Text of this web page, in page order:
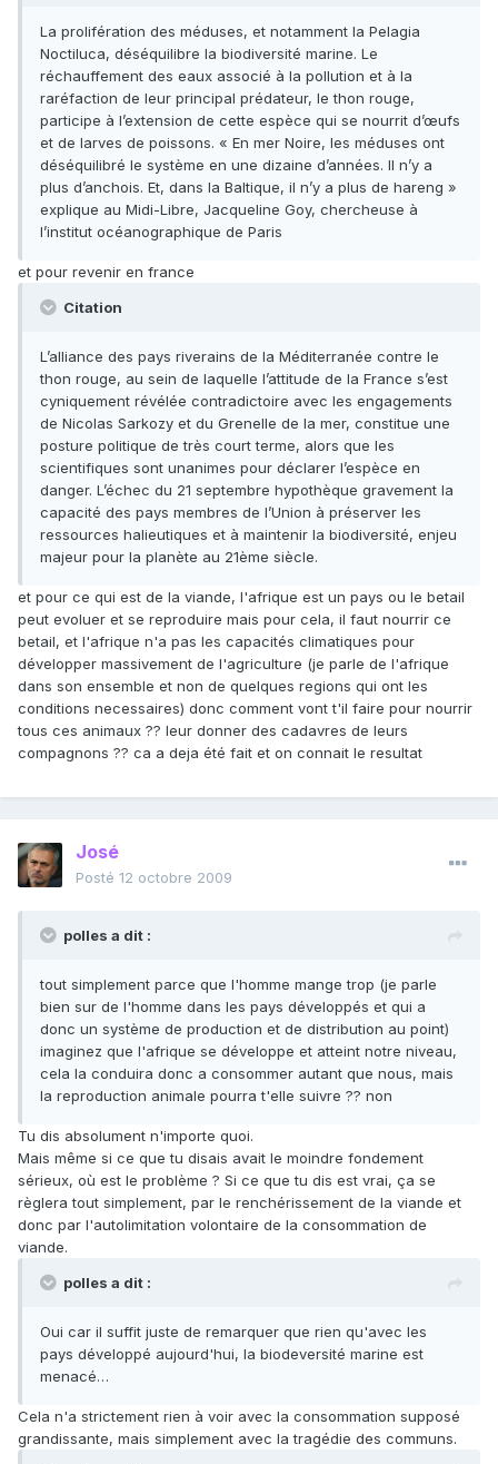
La prolifération des méduses, et notamment la Pelagia
Noctiluca, déséquilibre la biodiversité marine. Le
réchauffement des eaux associé à la pollution et à la
raréfaction de leur principal prédateur, le thon rouge,
participe à l’extension de cette espèce qui se nourrit d’œufs
et de larves de poissons. « En mer Noire, les méduses ont
déséquilibré le système en une dizaine d’années. Il n’y a
plus d’anchois. Et, dans la Baltique, il n’y a plus de hareng »
explique au Midi-Libre, Jacqueline Goy, chercheuse à
l’institut océanographique de Paris
et pour revenir en france
Citation
L’alliance des pays riverains de la Méditerranée contre le
thon rouge, au sein de laquelle l’attitude de la France s’est
cyniquement révélée contradictoire avec les engagements
de Nicolas Sarkozy et du Grenelle de la mer, constitue une
posture politique de très court terme, alors que les
scientifiques sont unanimes pour déclarer l’espèce en
danger. L’échec du 21 septembre hypothèque gravement la
capacité des pays membres de l’Union à préserver les
ressources halieutiques et à maintenir la biodiversité, enjeu
majeur pour la planète au 21ème siècle.
et pour ce qui est de la viande, l'afrique est un pays ou le betail
peut evoluer et se reproduire mais pour cela, il faut nourrir ce
betail, et l'afrique n'a pas les capacités climatiques pour
développer massivement de l'agriculture (je parle de l'afrique
dans son ensemble et non de quelques regions qui ont les
conditions necessaires) donc comment vont t'il faire pour nourrir
tous ces animaux ?? leur donner des cadavres de leurs
compagnons ?? ca a deja été fait et on connait le resultat
José
Posté 12 octobre 2009
polles a dit :
tout simplement parce que l'homme mange trop (je parle
bien sur de l'homme dans les pays développés et qui a
donc un système de production et de distribution au point)
imaginez que l'afrique se développe et atteint notre niveau,
cela la conduira donc a consommer autant que nous, mais
la reproduction animale pourra t'elle suivre ?? non
Tu dis absolument n'importe quoi.
Mais même si ce que tu disais avait le moindre fondement
sérieux, où est le problème ? Si ce que tu dis est vrai, ça se
règlera tout simplement, par le renchérissement de la viande et
donc par l'autolimitation volontaire de la consommation de
viande.
polles a dit :
Oui car il suffit juste de remarquer que rien qu'avec les
pays développé aujourd'hui, la biodeversité marine est
menacé…
Cela n'a strictement rien à voir avec la consommation supposé
grandissante, mais simplement avec la tragédie des communs.